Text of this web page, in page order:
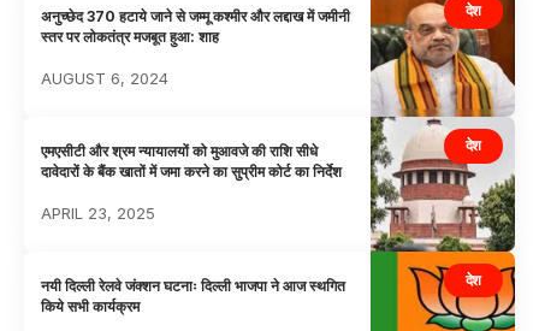
देश
अनुच्छेद 370 हटाये जाने से जम्मू कश्मीर और लद्दाख में जमीनी
स्तर पर लोकतंत्र मजबूत हुआ: शाह
AUGUST 6, 2024
देश
एमएसीटी और श्रम न्यायालयों को मुआवजे की राशि सीधे
दावेदारों के बैंक खातों में जमा करने का सुप्रीम कोर्ट का निर्देश
APRIL 23, 2025
देश
नयी दिल्ली रेलवे जंक्शन घटनाः दिल्ली भाजपा ने आज स्थगित
किये सभी कार्यक्रम